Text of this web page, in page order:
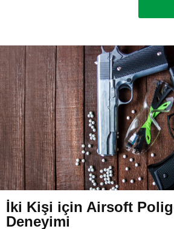
İki Kişi için Airsoft
Deneyimi